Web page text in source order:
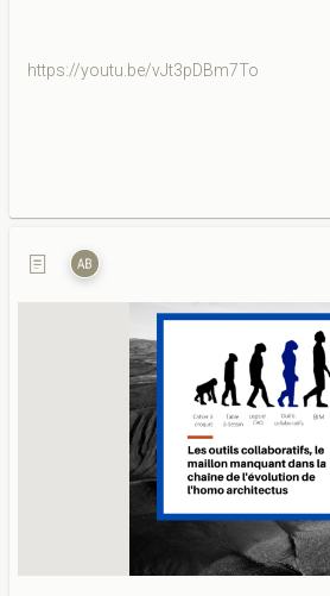
https://youtu.be/vJt3pDBm7To